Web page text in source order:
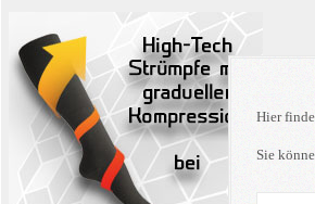
Hier
Sie